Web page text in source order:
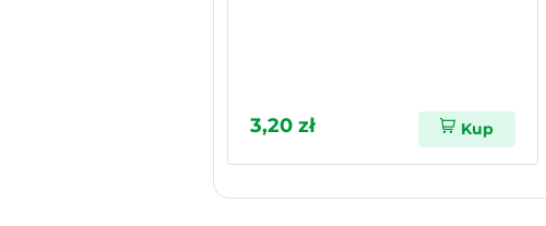
3,20 zł Kup